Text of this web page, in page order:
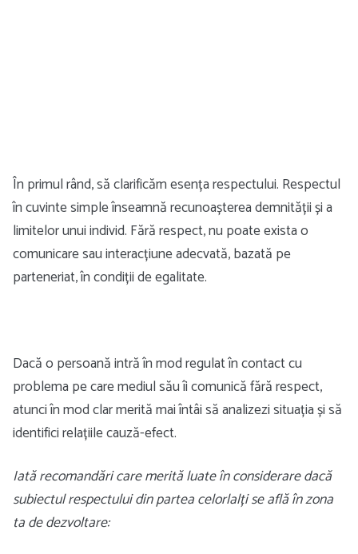
În primul rând, să clarificăm esența respectului. Respectul
în cuvinte simple înseamnă recunoașterea demnității și a
limitelor unui individ. Fără respect, nu poate exista o
comunicare sau interacțiune adecvată, bazată pe
parteneriat, în condiții de egalitate.
Dacă o persoană intră în mod regulat în contact cu
problema pe care mediul său îi comunică fără respect,
atunci în mod clar merită mai întâi să analizezi situația și să
identifici relațiile cauză-efect.
Iată recomandări care merită luate în considerare dacă
subiectul respectului din partea celorlalți se află în zona
ta de dezvoltare: